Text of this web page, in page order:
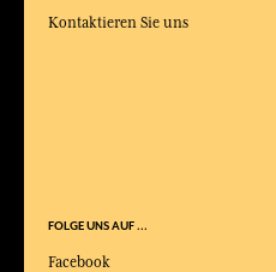
Kontaktieren Sie uns
FOLGE UNS AUF ...
Facebook